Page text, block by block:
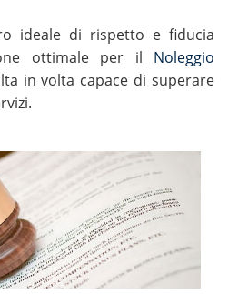
ideale di rispetto e fiducia
ottimale per il Noleggio
in volta capace di superare